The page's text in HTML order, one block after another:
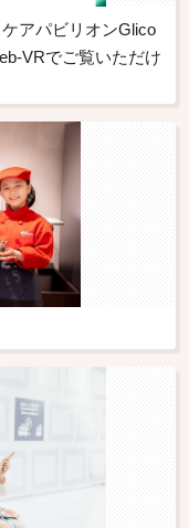
アパビリオンGlico
VRでご覧いただけ